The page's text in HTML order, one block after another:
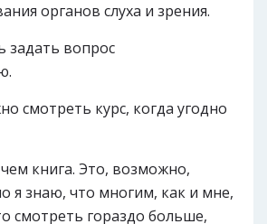
органов слуха и зрения.
задать вопрос
смотреть курс, когда угодно
книга. Это, возможно,
я знаю, что многим, как и мне,
смотреть гораздо больше,